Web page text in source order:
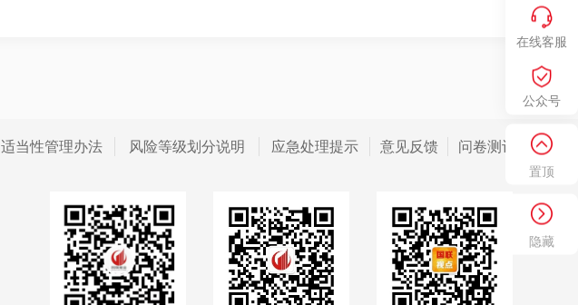
在线客服
公众号
置顶
隐藏
适当性管理办法 风险等级划分说明 应急处理提示 意见反馈 问卷测评